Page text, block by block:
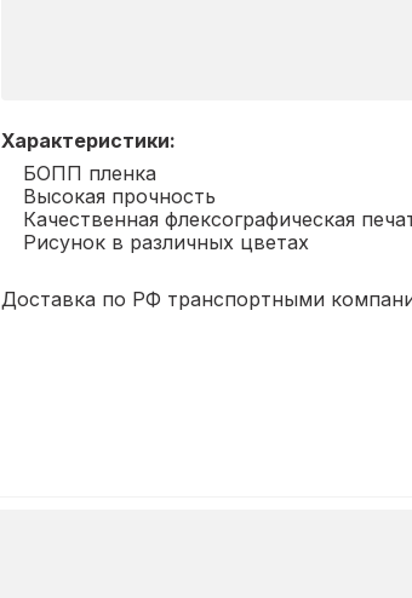
Характеристики:
БОПП пленка
Высокая прочность
Качественная флексографическая
Рисунок в различных цветах
Доставка по РФ транспортными